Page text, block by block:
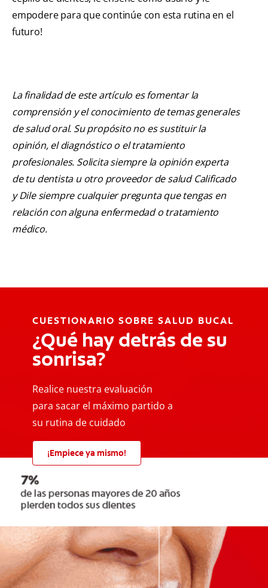
empodere para que continúe con esta rutina en el
futuro!
La finalidad de este artículo es fomentar la
comprensión y el conocimiento de temas generales
de salud oral. Su propósito no es sustituir la
opinión, el diagnóstico o el tratamiento
profesionales. Solicita siempre la opinión experta
de tu dentista u otro proveedor de salud Calificado
y Dile siempre cualquier pregunta que tengas en
relación con alguna enfermedad o tratamiento
médico.
CUESTIONARIO SOBRE SALUD BUCAL
¿Qué hay detrás de su
sonrisa?
Realice nuestra evaluación
para sacar el máximo partido a
su rutina de cuidado
¡Empiece ya mismo!